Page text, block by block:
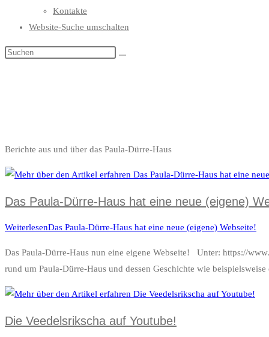
Kontakte
Website-Suche umschalten
Berichte aus und über das Paula-Dürre-Haus
Das Paula-Dürre-Haus hat eine neue (eigene)
WeiterlesenDas Paula-Dürre-Haus hat eine neue (eigene) Webseite!
Das Paula-Dürre-Haus nun eine eigene Webseite! Unter: https://
rund um Paula-Dürre-Haus und dessen Geschichte wie
Die Veedelsrikscha auf Youtube!